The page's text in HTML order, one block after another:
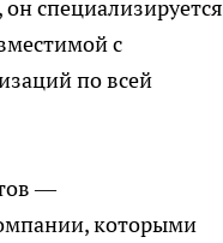
специализируется
с
по всей
—
которыми